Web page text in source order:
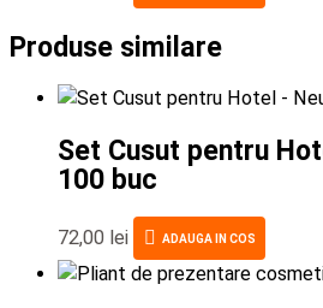
Produse similare
Set Cusut pentru
100 buc
72,00 lei ADAUGA IN COS